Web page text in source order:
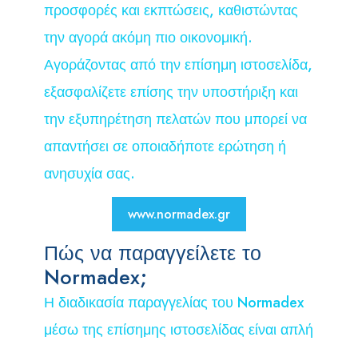
προσφορές και εκπτώσεις, καθιστώντας
την αγορά ακόμη πιο οικονομική.
Αγοράζοντας από την επίσημη ιστοσελίδα,
εξασφαλίζετε επίσης την υποστήριξη και
την εξυπηρέτηση πελατών που μπορεί να
απαντήσει σε οποιαδήποτε ερώτηση ή
ανησυχία σας.
www.normadex.gr
Πώς να παραγγείλετε το
Normadex;
Η διαδικασία παραγγελίας του Normadex
μέσω της επίσημης ιστοσελίδας είναι απλή